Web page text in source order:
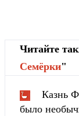
Читайте
Cемёрки"
Казнь
было